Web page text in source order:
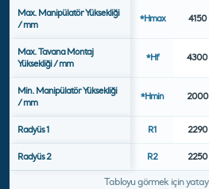
Max. Manipülatör Yüksekliği
/ mm
*Hmax 4150
Max. Tavana Montaj
Yüksekliği / mm
*Hf 4300
Min. Manipülatör Yüksekliği
/ mm
*Hmin 2000
Radyüs 1 R1 2290
Radyüs 2 R2 2250